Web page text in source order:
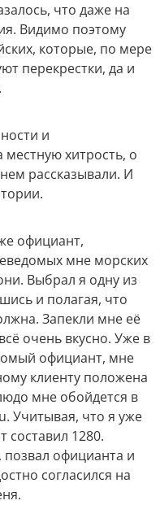
что даже на
Видимо поэтому
которые, по мере
перекрестки, да и
и
хитрость, о
рассказывали. И
официант,
мне морских
Выбрал я одну из
и полагая, что
Запекли мне её
очень вкусно. Уже в
официант, мне
клиенту положена
мне обойдется в
Учитывая, что я уже
составил 1280.
позвал официанта и
согласился на